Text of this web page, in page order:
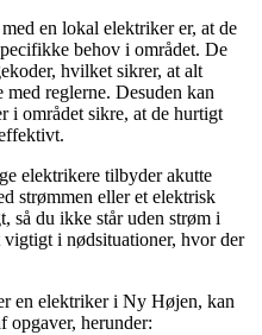
en lokal elektriker er, at de
behov i området. De
hvilket sikrer, at alt
med reglerne. Desuden kan
i området sikre, at de hurtigt
elektrikere tilbyder akutte
strømmen eller et elektrisk
så du ikke står uden strøm i
i nødsituationer, hvor der
en elektriker i Ny Højen, kan
herunder: